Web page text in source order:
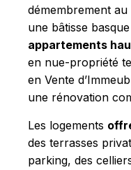
démembrement
une bâtisse
appartements
en nue-propriété
en Vente
une rénovation
Les logements
des terrasses
parking, des